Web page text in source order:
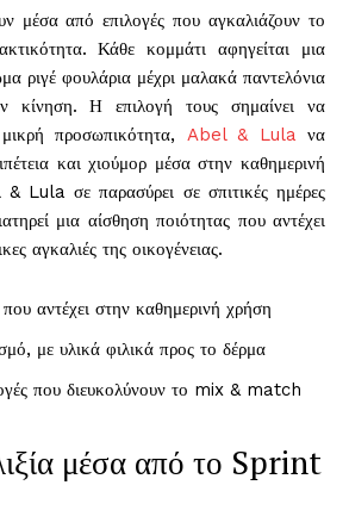
από επιλογές που αγκαλιάζουν το
Κάθε κομμάτι αφηγείται μια
ριγέ φουλάρια μέχρι μαλακά παντελόνια
κίνηση. Η επιλογή τους σημαίνει να
προσωπικότητα, Abel & Lula να
και χιούμορ μέσα στην καθημερινή
Lula σε παρασύρει σε σπιτικές ημέρες
μια αίσθηση ποιότητας που αντέχει
αγκαλιές της οικογένειας.
αντέχει στην καθημερινή χρήση
με υλικά φιλικά προς το δέρμα
που διευκολύνουν το mix & match
μέσα από το Sprint